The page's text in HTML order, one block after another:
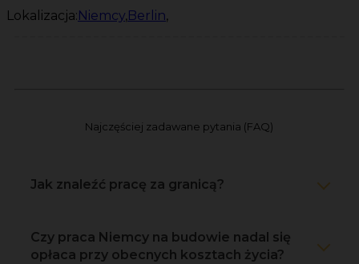
Lokalizacja:Niemcy,Berlin,
Najczęściej zadawane pytania (FAQ)
Jak znaleźć pracę za granicą?
Czy praca Niemcy na budowie nadal się
opłaca przy obecnych kosztach życia?